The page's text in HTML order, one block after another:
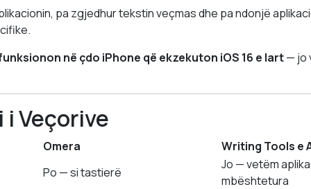
pa zgjedhur tekstin veçmas dhe pa ndonjë
në çdo iPhone që ekzekuton iOS 16 e lart— jo
i Veçorive
Omera
Writing Tools e
Po — si tastierë
Jo — vetëm
mbështetura